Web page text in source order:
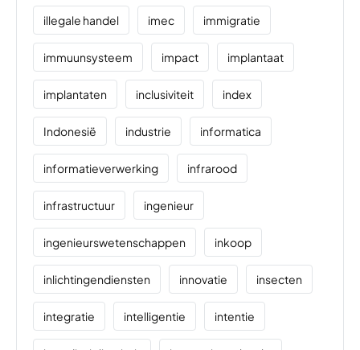
illegale handel imec immigratie
immuunsysteem impact implantaat
implantaten inclusiviteit index
Indonesië industrie informatica
informatieverwerking infrarood
infrastructuur ingenieur
ingenieurswetenschappen inkoop
inlichtingendiensten innovatie insecten
integratie intelligentie intentie